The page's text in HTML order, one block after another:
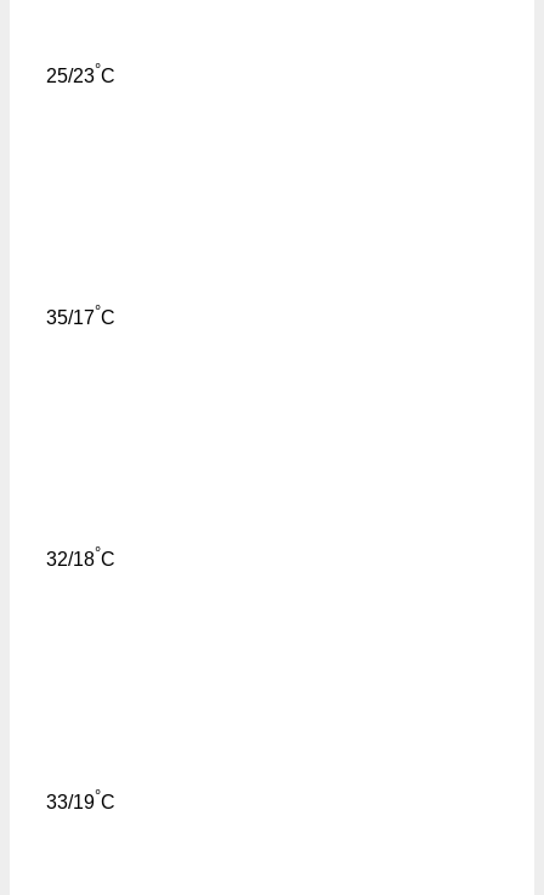
25/23°C
35/17°C
32/18°C
33/19°C